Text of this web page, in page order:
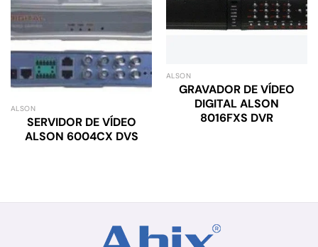
ALSON
SERVIDOR DE VÍDEO
ALSON 6004CX DVS
ALSON
GRAVADOR DE VÍDEO
DIGITAL ALSON
8016FXS DVR